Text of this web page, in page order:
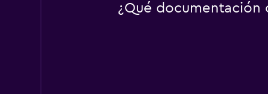
¿Qué